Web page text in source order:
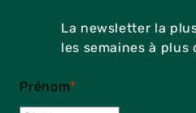
La newsletter la
les semaines à
Prénom*